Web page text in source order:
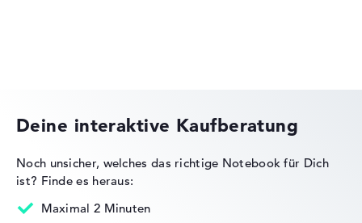
Deine interaktive Kaufberatung
Noch unsicher, welches das richtige Notebook für Dich
ist? Finde es heraus:
Maximal 2 Minuten